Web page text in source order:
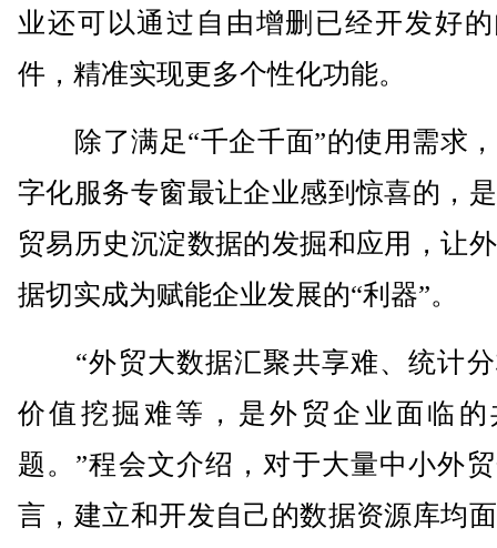
业还可以通过自由增删已经开发好
件，精准实现更多个性化功能。
除了满足“千企千面”的使用需求
字化服务专窗最让企业感到惊喜的，
贸易历史沉淀数据的发掘和应用，让
据切实成为赋能企业发展的“利器”。
“外贸大数据汇聚共享难、统计分
价值挖掘难等，是外贸企业面临的
题。”程会文介绍，对于大量中小外
言，建立和开发自己的数据资源库均